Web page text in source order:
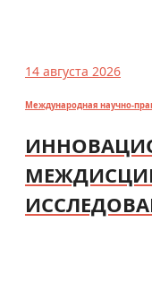
14 августа 2026
Международная научно-